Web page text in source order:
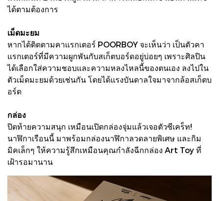
ได้ตามต้องการ
เม็ดมะยม
หากได้ติดตามคาแรกเตอร์ POORBOY จะเห็นว่า เป็นตัวคา
แรกเตอร์ที่มีความผูกพันกับสเก็ตบอร์ดอยู่บ่อยๆ เพราะศิลปิน
ได้เลือกใส่ความชอบและความหลงไหลนี้ของตนเอง ลงไปใน
ตัวเม็ดมะยมด้วยเช่นกัน โดยได้แรงบันดาลใจมาจากล้อสเก็ตบ
อร์ด
กล่อง
ปิดท้ายความสนุก เหมือนเปิดกล่องจุ่มแล้วเจอตัวซีเคร็ท!
นาฬิกาเรือนนี้ มาพร้อมกล่องนาฬิกาลวดลายพิเศษ และกิม
มิคเล็กๆ ให้ความรู้สึกเหมือนคุณกำลังฉีกกล่อง Art Toy ที่
เฝ้ารอมานาน